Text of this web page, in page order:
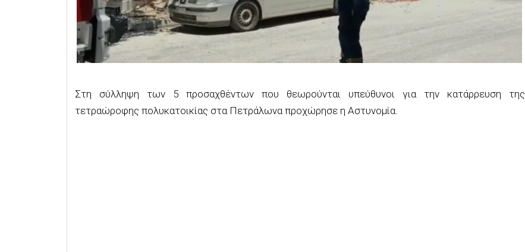
Στη σύλληψη των 5 προσαχθέντων που θεωρούνται υπεύθυνοι για την κατάρρευση της
τετραώροφης πολυκατοικίας στα Πετράλωνα προχώρησε η Αστυνομία.